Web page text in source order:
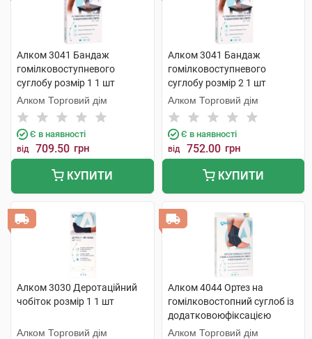
Алком 3041 Бандаж
гомілковоступневого
суглобу розмір 1 1 шт
Алком Торговий дім
Є в наявності
від 709.50 грн
КУПИТИ
Алком 3041 Бандаж
гомілковоступневого
суглобу розмір 2 1 шт
Алком Торговий дім
Є в наявності
від 752.00 грн
КУПИТИ
Алком 3030 Деротаційний
чобіток розмір 1 1 шт
Алком Торговий дім
Алком 4044 Ортез на
гомілковостопний суглоб із
додатковоюфіксацією
розмір 1 1 шт
Алком Торговий дім